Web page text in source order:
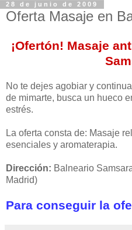
28 de junio de 2009
Oferta Masaje en
¡Ofertón! Masaje
No te dejes agobiar y
de mimarte, busca un hueco
estrés.
La oferta consta de: Masaje
esenciales y aromaterapia.
Dirección: Balneario
Madrid)
Para conseguir la